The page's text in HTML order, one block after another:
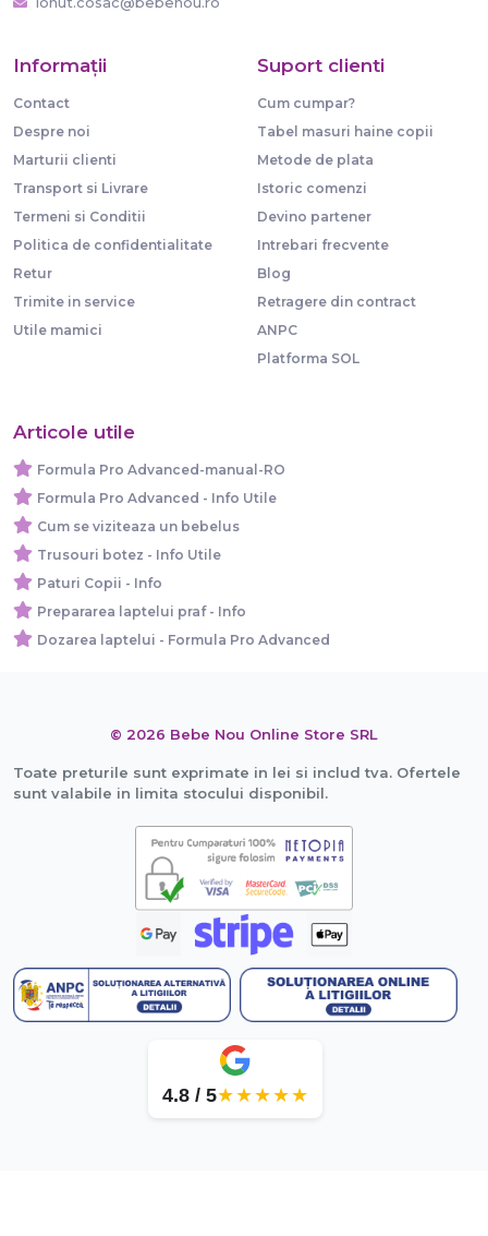
Informaţii
Contact
Despre noi
Marturii clienti
Transport si Livrare
Termeni si Conditii
Politica de confidentialitate
Retur
Trimite in service
Utile mamici
Suport clienti
Cum cumpar?
Tabel masuri haine copii
Metode de plata
Istoric comenzi
Devino partener
Intrebari frecvente
Blog
Retragere din contract
ANPC
Platforma SOL
Articole utile
Formula Pro Advanced-manual-RO
Formula Pro Advanced - Info Utile
Cum se viziteaza un bebelus
Trusouri botez - Info Utile
Paturi Copii - Info
Prepararea laptelui praf - Info
Dozarea laptelui - Formula Pro Advanced
© 2026 Bebe Nou Online Store SRL
Toate preturile sunt exprimate in lei si includ tva. Ofertele
sunt valabile in limita stocului disponibil.
4.8 / 5★★★★★